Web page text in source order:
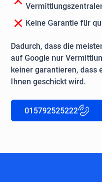
Keine Garantie für
Dadurch, dass die
auf Google nur
keiner garantieren, dass
Ihnen geschickt wird.
015792525222